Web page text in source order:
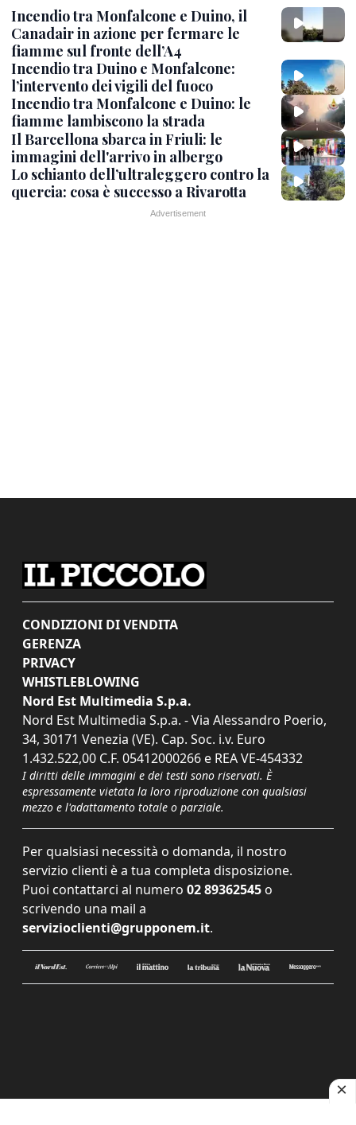
Incendio tra Monfalcone e Duino, il
Canadair in azione per fermare le
fiamme sul fronte dell’A4
Incendio tra Duino e Monfalcone:
l’intervento dei vigili del fuoco
Incendio tra Monfalcone e Duino: le
fiamme lambiscono la strada
Il Barcellona sbarca in Friuli: le
immagini dell'arrivo in albergo
Lo schianto dell’ultraleggero contro la
quercia: cosa è successo a Rivarotta
CONDIZIONI DI VENDITA
GERENZA
PRIVACY
WHISTLEBLOWING
Nord Est Multimedia S.p.a.
Nord Est Multimedia S.p.a. - Via Alessandro Poerio,
34, 30171 Venezia (VE). Cap. Soc. i.v. Euro
1.432.522,00 C.F. 05412000266 e REA VE-454332
I diritti delle immagini e dei testi sono riservati. È
espressamente vietata la loro riproduzione con qualsiasi
mezzo e l'adattamento totale o parziale.
Per qualsiasi necessità o domanda, il nostro
servizio clienti è a tua completa disposizione.
Puoi contattarci al numero 02 89362545 o
scrivendo una mail a
servizioclienti@grupponem.it.